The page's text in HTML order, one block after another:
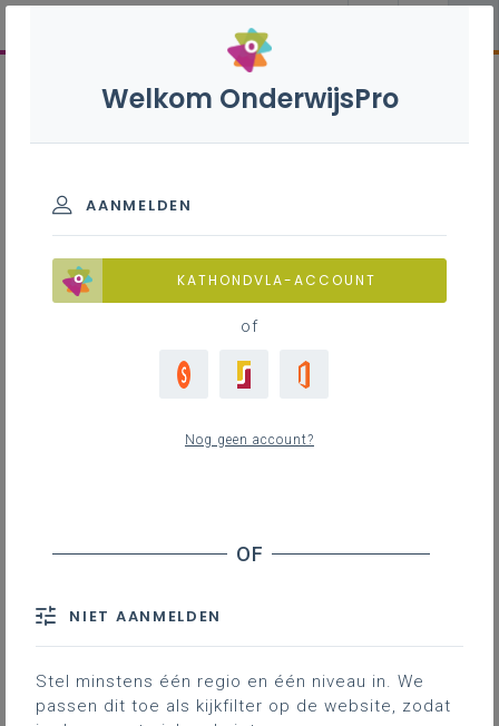
Welkom OnderwijsPro
AANMELDEN
KATHONDVLA-ACCOUNT
of
Nog geen account?
NIET AANMELDEN
Stel minstens één regio en één niveau in. We
passen dit toe als kijkfilter op de website, zodat